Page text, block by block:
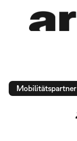
Mobilitätspartner